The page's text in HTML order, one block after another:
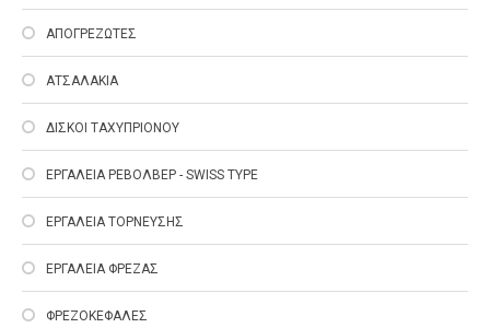
ΑΠΟΓΡΕΖΩΤΕΣ
ΑΤΣΑΛΑΚΙΑ
ΔΙΣΚΟΙ ΤΑΧΥΠΡΙΟΝΟΥ
ΕΡΓΑΛΕΙΑ ΡΕΒΟΛΒΕΡ - SWISS TYPE
ΕΡΓΑΛΕΙΑ ΤΟΡΝΕΥΣΗΣ
ΕΡΓΑΛΕΙΑ ΦΡΕΖΑΣ
ΦΡΕΖΟΚΕΦΑΛΕΣ